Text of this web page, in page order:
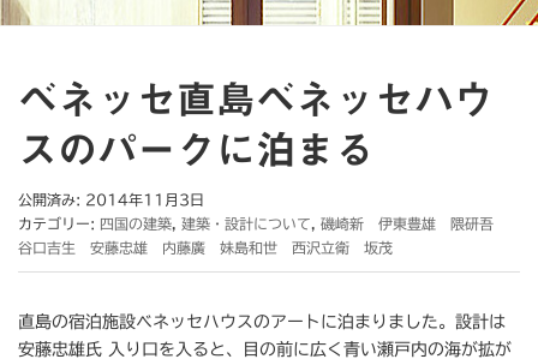
ベネッセ直島ベネッセハウ
スのパークに泊まる
公開済み: 2014年11月3日
カテゴリー: 四国の建築 建築・設計について
磯崎新 伊東豊雄 隈研吾
谷口吉生 安藤忠雄 内藤廣 妹島和世 西沢立衛 坂茂
直島の宿泊施設ベネッセハウスのアートに泊まりました。設計は
安藤忠雄氏 入り口を入ると、目の前に広く青い瀬戸内の海が拡が